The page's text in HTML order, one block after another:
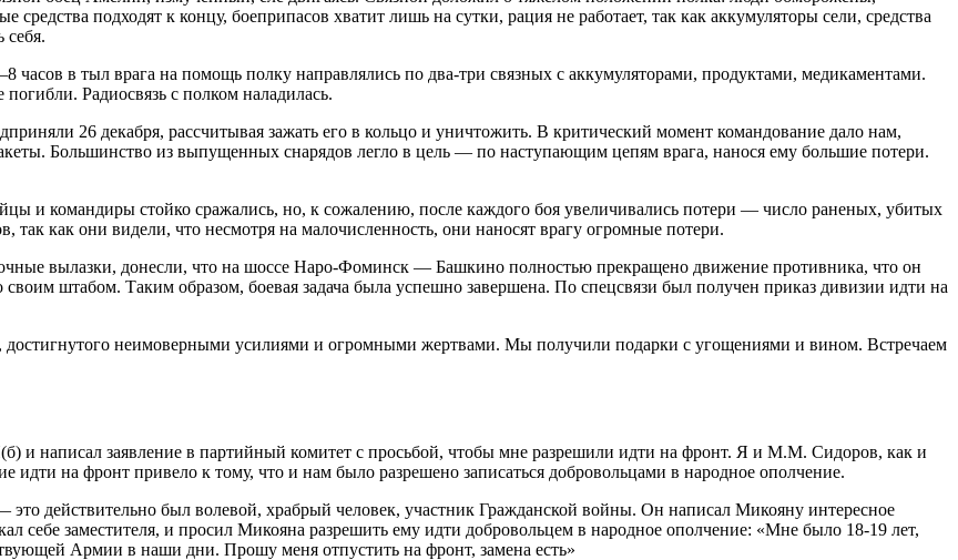
подходят к концу, боеприпасов хватит лишь на сутки, рация не работает, так как аккумуляторы сели, средства
себя.
часов в тыл врага на помощь полку направлялись по два-три связных с аккумуляторами, продуктами, медикаментами.
Радиосвязь с полком наладилась.
26 декабря, рассчитывая зажать его в кольцо и уничтожить. В критический момент командование дало нам,
Большинство из выпущенных снарядов легло в цель — по наступающим цепям врага, нанося ему большие потери.
и командиры стойко сражались, но, к сожалению, после каждого боя увеличивались потери — число раненых, убитых
как они видели, что несмотря на малочисленность, они наносят врагу огромные потери.
вылазки, донесли, что на шоссе Наро-Фоминск — Башкино полностью прекращено движение противника, что он
штабом. Таким образом, боевая задача была успешно завершена. По спецсвязи был получен приказ дивизии идти на
достигнутого неимоверными усилиями и огромными жертвами. Мы получили подарки с угощениями и вином. Встречаем
и написал заявление в партийный комитет с просьбой, чтобы мне разрешили идти на фронт. Я и М.М. Сидоров, как и
на фронт привело к тому, что и нам было разрешено записаться добровольцами в народное ополчение.
действительно был волевой, храбрый человек, участник Гражданской войны. Он написал Микояну интересное
себе заместителя, и просил Микояна разрешить ему идти добровольцем в народное ополчение: «Мне было 18-19 лет,
Армии в наши дни. Прошу меня отпустить на фронт, замена есть»